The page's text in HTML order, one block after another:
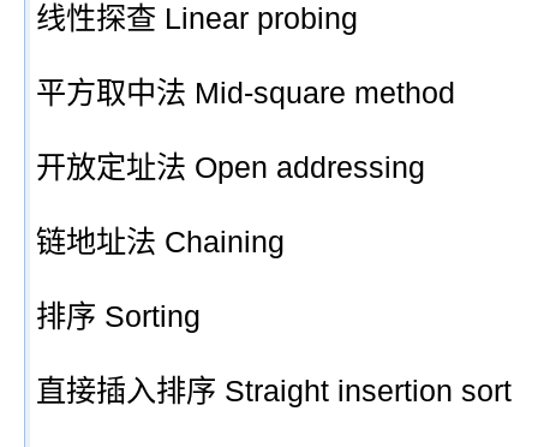
线性探查 Linear probing
平方取中法 Mid-square method
开放定址法 Open addressing
链地址法 Chaining
排序 Sorting
直接插入排序 Straight insertion sort